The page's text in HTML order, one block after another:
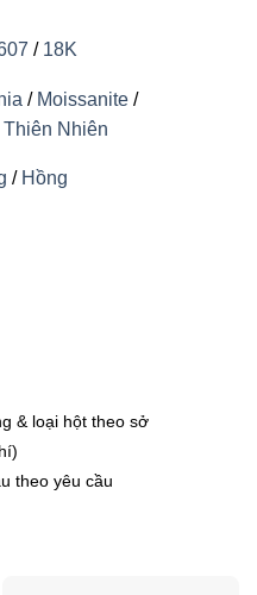
/ 18K
/ Moissanite/
Nhiên
/ Hồng
& loại hột theo sở
theo yêu cầu